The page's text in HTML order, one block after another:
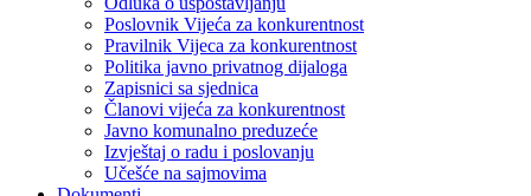
Poslovnik Vijeća za konkurentnost
Pravilnik Vijeca za konkurentnost
Politika javno privatnog dijaloga
Zapisnici sa sjednica
Članovi vijeća za konkurentnost
Javno komunalno preduzeće
Izvještaj o radu i poslovanju
Učešće na sajmovima